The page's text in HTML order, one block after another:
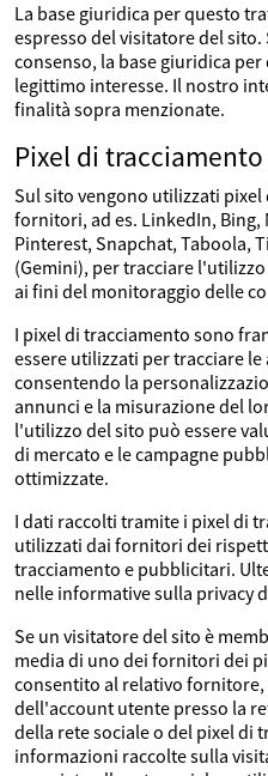
La base giuridica per questo
espresso del visitatore del
consenso, la base giuridica
legittimo interesse. Il nostro
finalità sopra menzionate.
Pixel di tracciamento
Sul sito vengono utilizzati
fornitori, ad es. LinkedIn, Bing,
Pinterest, Snapchat, Taboola,
(Gemini), per tracciare
ai fini del monitoraggio delle
I pixel di tracciamento sono
essere utilizzati per tracciare
consentendo la
annunci e la misurazione del
l'utilizzo del sito può essere
di mercato e le campagne
ottimizzate.
I dati raccolti tramite i pixel di
utilizzati dai fornitori dei
tracciamento e pubblicitari.
nelle informative sulla privacy
Se un visitatore del sito è
media di uno dei fornitori dei
consentito al relativo
dell'account utente presso la
della rete sociale o del pixel di
informazioni raccolte sulla